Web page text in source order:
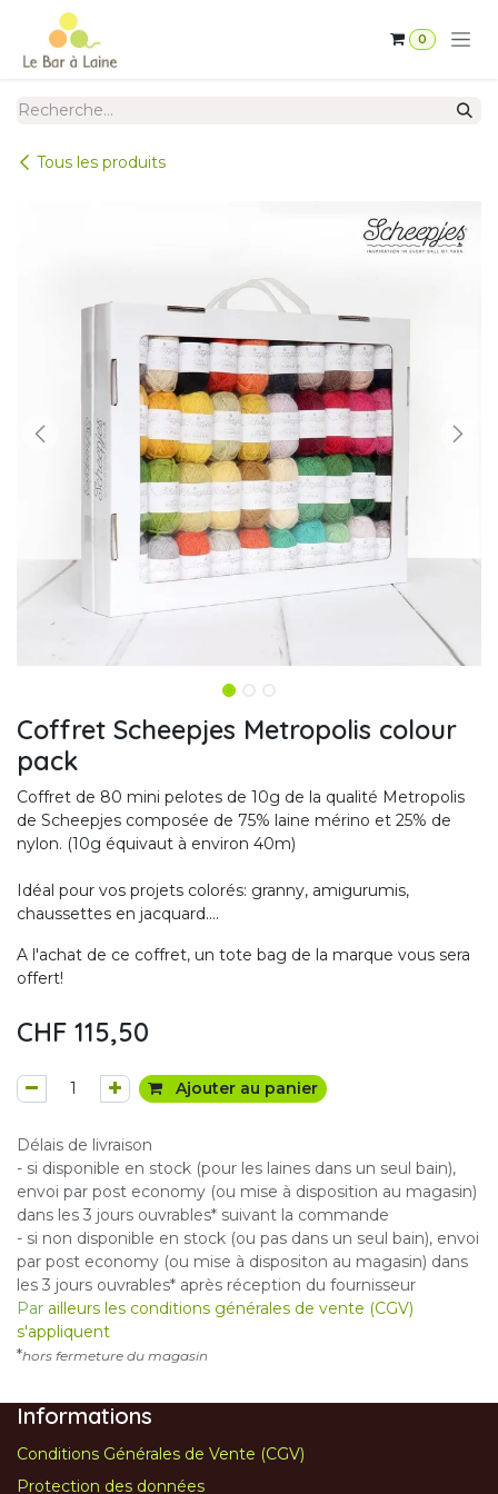
Se rendre au contenu
0
Tous les produits
Coffret Scheepjes Metropolis colour
pack
Coffret de 80 mini pelotes de 10g de la qualité Metropolis
de Scheepjes composée de 75% laine mérino et 25% de
nylon. (10g équivaut à environ 40m)
Idéal pour vos projets colorés: granny, amigurumis,
chaussettes en jacquard....
A l'achat de ce coffret, un tote bag de la marque vous sera
offert!
CHF 115,50
Ajouter au panier
Délais de livraison
- si disponible en stock (pour les laines dans un seul bain),
envoi par post economy (ou mise à disposition au magasin)
dans les 3 jours ouvrables* suivant la commande
- si non disponible en stock (ou pas dans un seul bain), envoi
par post economy (ou mise à dispositon au magasin) dans
les 3 jours ouvrables* après réception du fournisseur
Par ailleurs les conditions générales de vente (CGV)
s'appliquent
*hors fermeture du magasin
Informations
Conditions Générales de Vente (CGV)
Protection des données